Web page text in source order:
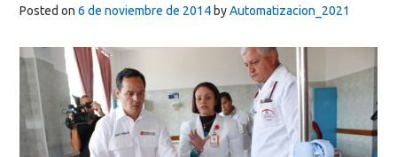
Posted on 6 de noviembre de 2014 byAutomatizacion_2021